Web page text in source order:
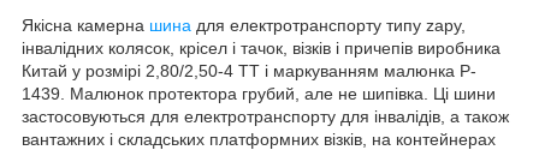
Якісна камерна шина для електротранспорту типу zapy,
інвалідних колясок, крісел і тачок, візків і причепів виробника
Китай у розмірі 2,80/2,50-4 TT і маркуванням малюнка P-
1439. Малюнок протектора грубий, але не шипівка. Ці шини
застосовуються для електротранспорту для інвалідів, а також
вантажних і складських платформних візків, на контейнерах